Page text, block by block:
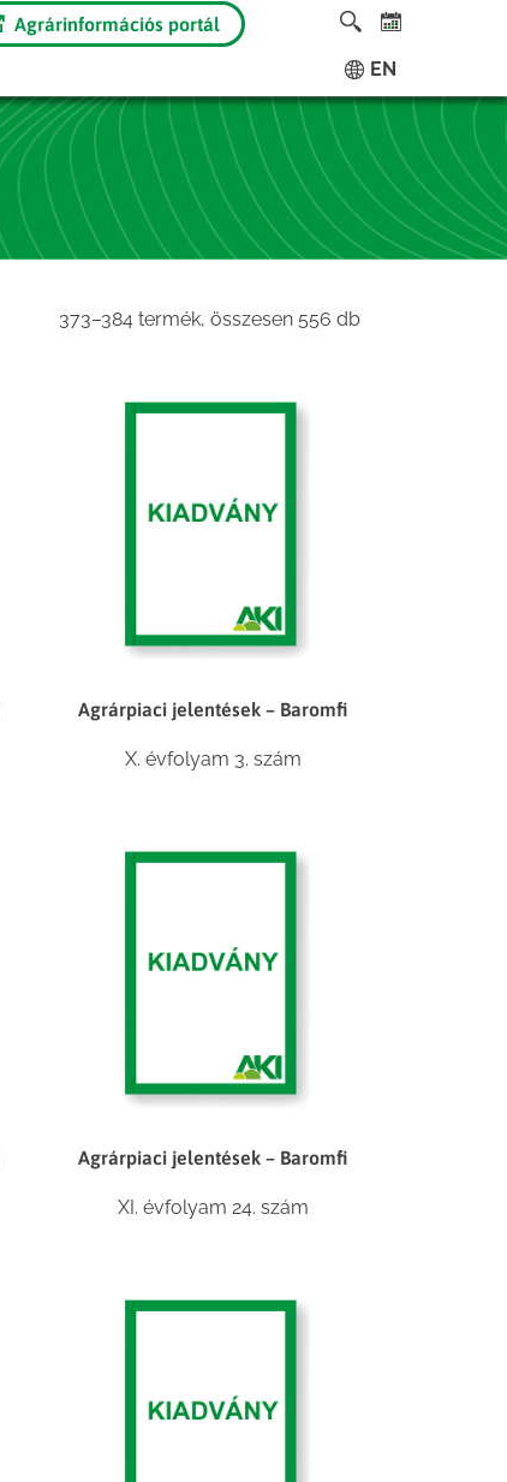
Agrárinformációs portál
EN
373–384 termék, összesen 556 dbSorted
Agrárpiaci jelentések – Baromfi
X. évfolyam 3. szám
Agrárpiaci jelentések – Baromfi
XI. évfolyam 24. szám